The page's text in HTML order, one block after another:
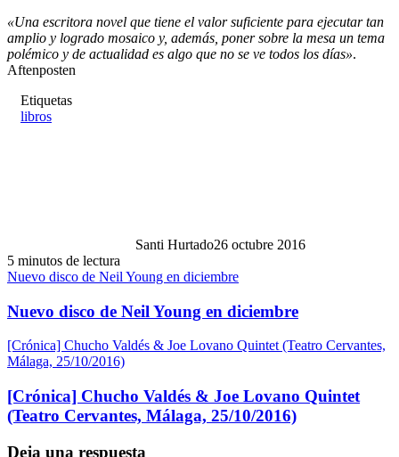
«Una escritora novel que tiene el valor suficiente para ejecutar tan
amplio y logrado mosaico y, además, poner sobre la mesa un tema
polémico y de actualidad es algo que no se ve todos los días».
Aftenposten
Etiquetas
libros
Santi Hurtado26 octubre 2016
5 minutos de lectura
Nuevo disco de Neil Young en diciembre
Nuevo disco de Neil Young en diciembre
[Crónica] Chucho Valdés & Joe Lovano Quintet (Teatro Cervantes,
Málaga, 25/10/2016)
[Crónica] Chucho Valdés & Joe Lovano Quintet
(Teatro Cervantes, Málaga, 25/10/2016)
Deja una respuesta